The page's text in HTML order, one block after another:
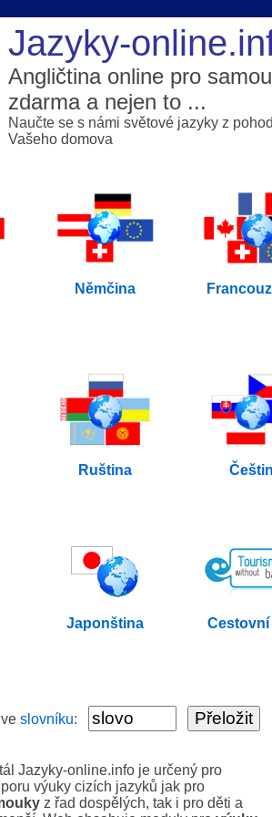
Jazyky-
Angličtina online pro
zdarma a nejen to ...
Naučte se s námi světové jazyky z
Vašeho domova
Němčina
Ruština
Japonština
slovníku:
Jazyky-online.info je určený pro
výuky cizích jazyků jak pro
z řad dospělých, tak i pro děti a